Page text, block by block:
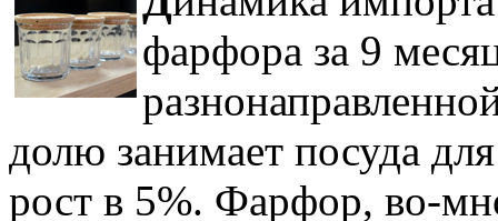
фарфора за 9
долю занимает посуда
рост в 5%. Фарфор, во-